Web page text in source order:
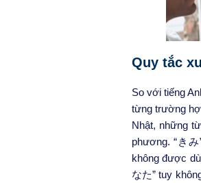
Quy tắc
So với tiếng
từng trường
Nhật, những
phương. “き
không được
なた” tuy